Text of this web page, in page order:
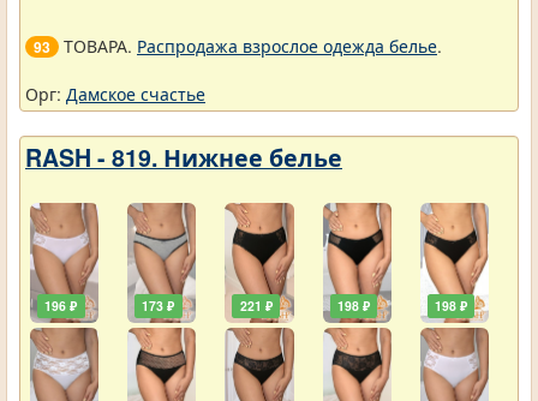
93 ТОВАРА. Распродажа взрослое одежда белье.
Орг: Дамское счастье
RASH - 819. Нижнее белье
196 ₽ 173 ₽ 221 ₽ 198 ₽ 198 ₽